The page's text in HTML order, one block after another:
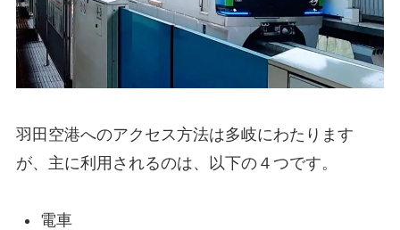
羽田空港へのアクセス方法は多岐にわたります
が、主に利用されるのは、以下の４つです。
電車